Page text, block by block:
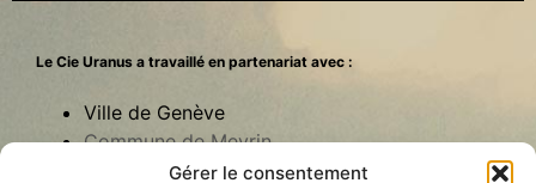
Gérer le consentement
Le Cie Uranus a travaillé en partenariat avec :
Ville de Genève
Commune de Meyrin
Les Francophonies,des écritures à la scène – Limoges